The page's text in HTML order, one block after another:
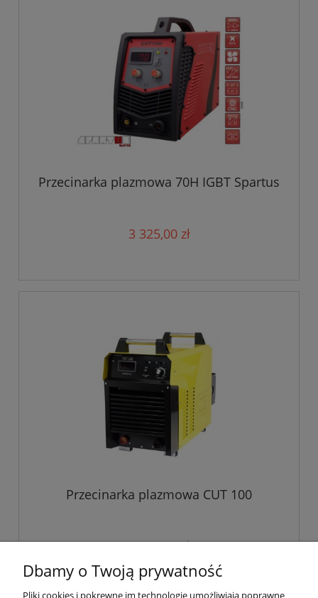
Przecinarka plazmowa 70H IGBT Spartus
3 325,00 zł
Przecinarka plazmowa CUT 100
4 290,00 zł
Dbamy o Twoją prywatność
Pliki cookies i pokrewne im technologie umożliwiają poprawne